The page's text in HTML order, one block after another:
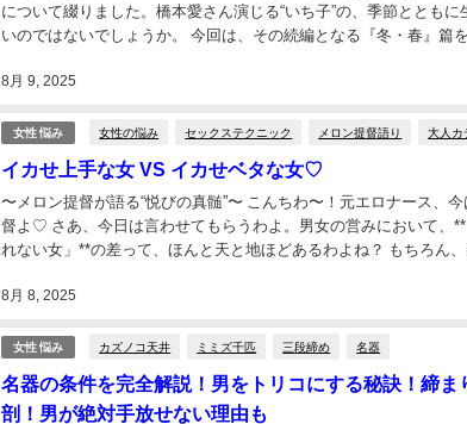
8月 9, 2025
について綴りました。橋本愛さん演じる“いち子”の、季節ととも
いのではないでしょうか。 今回は、その続編となる『冬・春』篇
女性 悩み 女性の悩み セックステクニック メロン提督語り 大人カ
イカせ上手な女 VS イカせベタな女♡
8月 8, 2025
〜メロン提督が語る“悦びの真髄”〜 こんちわ〜！元エロナース、
督よ♡ さあ、今日は言わせてもらうわよ。男女の営みにおいて、
れない女」**の差って、ほんと天と地ほどあるわよね？ もちろん
女性 悩み カズノコ天井 ミミズ千匹 三段締め 名器
名器の条件を完全解説！男をトリコにする秘訣！締ま
剖！男が絶対手放せない理由も